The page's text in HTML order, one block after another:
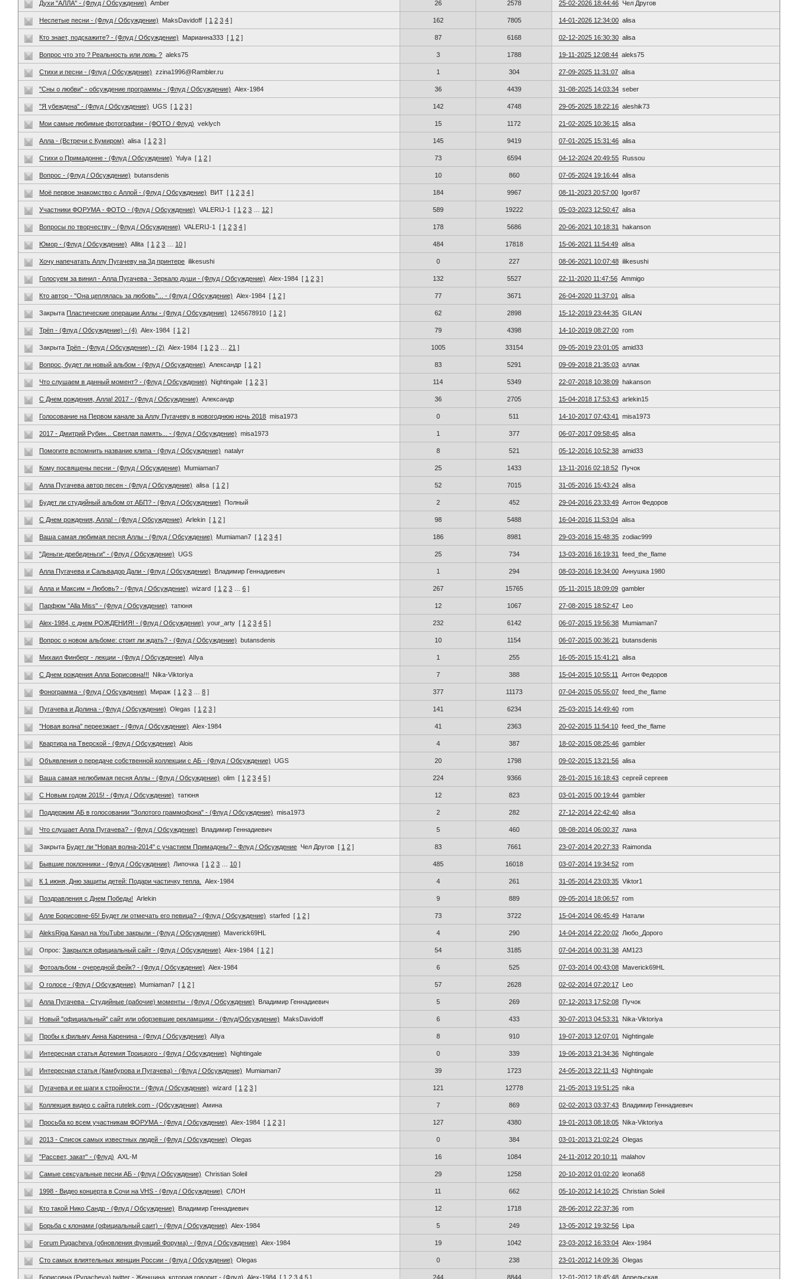
Духи "АЛЛА" - (Флуд / Обсуждение) Amber 26 2578 25-02-2026 18:44:46 Чел Другов
Неспетые песни - (Флуд / Обсуждение) MaksDavidoff [ 1 2 3 4 ] 162 7805 14-01-2026 12:34:00 alisa
Кто знает, подскажите? - (Флуд / Обсуждение) Марианна333 [ 1 2 ] 87 6168 02-12-2025 16:30:30 alisa
Вопрос что это ? Реальность или ложь ? aleks75 3 1788 19-11-2025 12:08:44 aleks75
Стихи и песни - (Флуд / Обсуждение) zzina1996@Rambler.ru 1 304 27-09-2025 11:31:07 alisa
"Сны о любви" - обсуждение программы - (Флуд / Обсуждение) Alex-1984 36 4439 31-08-2025 14:03:34 seber
"Я убеждена" - (Флуд / Обсуждение) UGS [ 1 2 3 ] 142 4748 29-05-2025 18:22:16 aleshik73
Мои самые любимые фотографии - (ФОТО / Флуд) veklych 15 1172 21-02-2025 10:36:15 alisa
Алла - (Встречи с Кумиром) alisa [ 1 2 3 ] 145 9419 07-01-2025 15:31:46 alisa
Стихи о Примадонне - (Флуд / Обсуждение) Yulya [ 1 2 ] 73 6594 04-12-2024 20:49:55 Russou
Вопрос - (Флуд / Обсуждение) butansdenis 10 860 07-05-2024 19:16:44 alisa
Моё первое знакомство с Аллой - (Флуд / Обсуждение) ВИТ [ 1 2 3 4 ] 184 9967 08-11-2023 20:57:00 Igor87
Участники ФОРУМА - ФОТО - (Флуд / Обсуждение) VALERIJ-1 [ 1 2 3 12 ] 589 19222 05-03-2023 12:50:47 alisa
Вопросы по творчеству - (Флуд / Обсуждение) VALERIJ-1 [ 1 2 3 4 ] 178 5686 20-06-2021 10:18:31 hakanson
Юмор - (Флуд / Обсуждение) Allita [ 1 2 3 10 ] 484 17818 15-06-2021 11:54:49 alisa
Хочу напечатать Аллу Пугачеву на 3д принтере ilikesushi 0 227 08-06-2021 10:07:48 ilikesushi
Голосуем за винил - Алла Пугачева - Зеркало души - (Флуд / Обсуждение) Alex-1984 [ 1 2 3 ] 132 5527 22-11-2020 11:47:56 Ammigo
Кто автор - "Она цеплялась за любовь"... - (Флуд / Обсуждение) Alex-1984 [ 1 2 ] 77 3671 26-04-2020 11:37:01 alisa
Закрыта Пластические операции Аллы - (Флуд / Обсуждение) 1245678910 [ 1 2 ] 62 2898 15-12-2019 23:44:35 GILAN
Трёп - (Флуд / Обсуждение) - (4) Alex-1984 [ 1 2 ] 79 4398 14-10-2019 08:27:00 rom
ЗакрытаТрёп - (Флуд / Обсуждение) - (2) Alex-1984 [ 1 2 3 21 ] 1005 33154 09-05-2019 23:01:05 amid33
Вопрос, будет ли новый альбом - (Флуд / Обсуждение) Александр [ 1 2 ] 83 5291 09-09-2018 21:35:03 аллак
Что слушаем в данный момент? - (Флуд / Обсуждение) Nightingale [ 1 2 3 ] 114 5349 22-07-2018 10:38:09 hakanson
С Днем рождения, Алла! 2017 - (Флуд / Обсуждение) Александр 36 2705 15-04-2018 17:53:43 arlekin15
Голосование на Первом канале за Аллу Пугачеву в новогоднюю ночь 2018 misa1973 0 511 14-10-2017 07:43:41 misa1973
2017 - Дмитрий Рубин... Светлая память... - (Флуд / Обсуждение) misa1973 1 377 06-07-2017 09:58:45 alisa
Помогите вспомнить название клипа - (Флуд / Обсуждение) natalyr 8 521 05-12-2016 10:52:38 amid33
Кому посвящены песни - (Флуд / Обсуждение) Mumiaman7 25 1433 13-11-2016 02:18:52 Пучок
Алла Пугачева автор песен - (Флуд / Обсуждение) alisa [ 1 2 ] 52 7015 31-05-2016 15:43:24 alisa
Будет ли студийный альбом от АБП? - (Флуд / Обсуждение) Полный 2 452 29-04-2016 23:33:49 Антон Федоров
С Днем рождения, Алла! - (Флуд / Обсуждение) Arlekin [ 1 2 ] 98 5488 16-04-2016 11:53:04 alisa
Ваша самая любимая песня Аллы - (Флуд / Обсуждение) Mumiaman7 [ 1 2 3 4 ] 186 8981 29-03-2016 15:48:35 zodiac999
"Деньги-дребеденьги" - (Флуд / Обсуждение) UGS 25 734 13-03-2016 16:19:31 feed_the_flame
Алла Пугачева и Сальвадор Дали - (Флуд / Обсуждение) Владимир Геннадиевич 1 294 08-03-2016 19:34:00 Аннушка 1980
Алла и Максим = Любовь? - (Флуд / Обсуждение) wizard [ 1 2 3 6 ] 267 15765 05-11-2015 18:09:09 gambler
Парфюм "Alla Miss" - (Флуд / Обсуждение) татюня 12 1067 27-08-2015 18:52:47 Leo
Alex-1984, с днем РОЖДЕНИЯ! - (Флуд / Обсуждение) your_arty [ 1 2 3 4 5 ] 232 6142 06-07-2015 19:56:38 Mumiaman7
Вопрос о новом альбоме: стоит ли ждать? - (Флуд / Обсуждение) butansdenis 10 1154 06-07-2015 00:36:21 butansdenis
Михаил Финберг - лекции - (Флуд / Обсуждение) AIlya 1 255 16-05-2015 15:41:21 alisa
С Днем рождения Алла Борисовна!!! Nika-Viktoriya 7 388 15-04-2015 10:55:11 Антон Федоров
Фонограмма - (Флуд / Обсуждение) Мираж [ 1 2 3 8 ] 377 11173 07-04-2015 05:55:07 feed_the_flame
Пугачева и Долина - (Флуд / Обсуждение) Olegas [ 1 2 3 ] 141 6234 25-03-2015 14:49:40 rom
"Новая волна" переезжает - (Флуд / Обсуждение) Alex-1984 41 2363 20-02-2015 11:54:10 feed_the_flame
Квартира на Тверской - (Флуд / Обсуждение) Alois 4 387 18-02-2015 08:25:46 gambler
Объявления о передаче собственной коллекции с АБ - (Флуд / Обсуждение) UGS 20 1798 09-02-2015 13:21:56 alisa
Ваша самая нелюбимая песня Аллы - (Флуд / Обсуждение) olim [ 1 2 3 4 5 ] 224 9366 28-01-2015 16:18:43 сергей сергеев
С Новым годом 2015! - (Флуд / Обсуждение) татюня 12 823 03-01-2015 00:19:44 gambler
Поддержим АБ в голосовании "Золотого граммофона" - (Флуд / Обсуждение) misa1973 2 282 27-12-2014 22:42:40 alisa
Что слушает Алла Пугачева? - (Флуд / Обсуждение) Владимир Геннадиевич 5 460 08-08-2014 06:00:37 лана
Закрыта Будет ли "Новая волна-2014" с участием Примадоны? - Флуд / Обсуждение Чел Другов [ 1 2 ] 83 7661 23-07-2014 20:27:33 Raimonda
Бывшие поклонники - (Флуд / Обсуждение) Липочка [ 1 2 3 10 ] 485 16018 03-07-2014 19:34:52 rom
К 1 июня, Дню защиты детей: Подари частичку тепла. Alex-1984 4 261 31-05-2014 23:03:35 Viktor1
Поздравления с Днем Победы! Arlekin 9 889 09-05-2014 18:06:57 rom
Алле Борисовне-65! Будет ли отмечать его певица? - (Флуд / Обсуждение) starfed [ 1 2 ] 73 3722 15-04-2014 06:45:49 Натали
AleksRiga Канал на YouTube закрыли - (Флуд / Обсуждение) Maverick69HL 4 290 14-04-2014 22:20:02 Любо_Дорого
Опрос: Закрылся официальный сайт - (Флуд / Обсуждение) Alex-1984 [ 1 2 ] 54 3185 07-04-2014 00:31:38 AM123
Фотоальбом - очередной фейк? - (Флуд / Обсуждение) Alex-1984 6 525 07-03-2014 00:43:08 Maverick69HL
О голосе - (Флуд / Обсуждение) Mumiaman7 [ 1 2 ] 57 2628 02-02-2014 07:20:17 Leo
Алла Пугачева - Студийные (рабочие) моменты - (Флуд / Обсуждение) Владимир Геннадиевич 5 269 07-12-2013 17:52:08 Пучок
Новый "официальный" сайт или оборзевшие рекламщики - (Флуд/Обсуждение) MaksDavidoff 6 433 30-07-2013 04:53:31 Nika-Viktoriya
Пробы к фильму Анна Каренина - (Флуд / Обсуждение) AIlya 8 910 19-07-2013 12:07:01 Nightingale
Интересная статья Артемия Троицкого - (Флуд / Обсуждение) Nightingale 0 339 19-06-2013 21:34:36 Nightingale
Интересная статья (Камбурова и Пугачева) - (Флуд / Обсуждение) Mumiaman7 39 1723 24-05-2013 22:11:43 Nightingale
Пугачева и ее шаги к стройности - (Флуд / Обсуждение) wizard [ 1 2 3 ] 121 12778 21-05-2013 19:51:25 nika
Коллекция видео с сайта rutelek.com - (Обсуждение) Амина 7 869 02-02-2013 03:37:43 Владимир Геннадиевич
Просьба ко всем участникам ФОРУМА - (Флуд / Обсуждение) Alex-1984 [ 1 2 3 ] 127 4380 19-01-2013 08:18:05 Nika-Viktoriya
2013 - Список самых известных людей - (Флуд / Обсуждение) Olegas 0 384 03-01-2013 21:02:24 Olegas
"Рассвет, закат" - (Флуд) AXL-M 16 1084 24-11-2012 20:10:11 malahov
Самые сексуальные песни АБ - (Флуд / Обсуждение) Christian Soleil 29 1258 20-10-2012 01:02:20 leona68
1998 - Видео концерта в Сочи на VHS - (Флуд / Обсуждение) СЛОН 11 662 05-10-2012 14:10:25 Christian Soleil
Кто такой Нико Сандр - (Флуд / Обсуждение) Владимир Геннадиевич 12 1718 28-06-2012 22:37:36 rom
Борьба с клонами (официальный саит) - (Флуд / Обсуждение) Alex-1984 5 249 13-05-2012 19:32:56 Lipa
Forum Pugacheva (обновления функций Форума) - (Флуд / Обсуждение) Alex-1984 19 1042 23-03-2012 16:33:04 Alex-1984
Сто самых влиятельных женщин России - (Флуд / Обсуждение) Olegas 0 238 23-01-2012 14:09:36 Olegas
Борисовна (Pygacheva) twitter - Женщина, которая говорит - (Флуд) Alex-1984 [ 1 2 3 4 5 ] 244 8844 12-01-2012 18:45:48 Апрельская